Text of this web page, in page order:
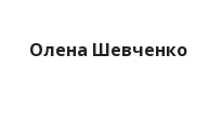
Олена Шевченко